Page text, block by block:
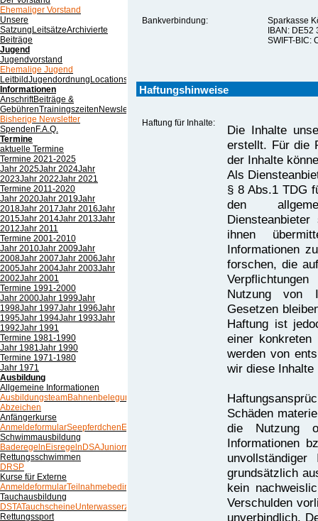
Ehemaliger Vorstand
Unsere
SatzungLeitsätzeArchivierte
Beiträge
Jugend
Jugendvorstand
Ehemalige Jugend
LeitbildJugendordnungLocations
Spenden
Informationen
AnschriftBeiträge &
GebührenTrainingszeitenNewsletter
Bisherige Newsletter
SpendenF.A.Q.
Termine
aktuelle Termine
Termine 2021-2025
Jahr 2025Jahr 2024Jahr
2023Jahr 2022Jahr 2021
Termine 2011-2020
Jahr 2020Jahr 2019Jahr
2018Jahr 2017Jahr 2016Jahr
2015Jahr 2014Jahr 2013Jahr
2012Jahr 2011
Termine 2001-2010
Jahr 2010Jahr 2009Jahr
2008Jahr 2007Jahr 2006Jahr
2005Jahr 2004Jahr 2003Jahr
2002Jahr 2001
Termine 1991-2000
Jahr 2000Jahr 1999Jahr
1998Jahr 1997Jahr 1996Jahr
1995Jahr 1994Jahr 1993Jahr
1992Jahr 1991
Termine 1981-1990
Jahr 1981Jahr 1990
Termine 1971-1980
Jahr 1971
Ausbildung
Allgemeine Informationen
AusbildungsteamBahnenbelegung
Übersicht
Abzeichen
Anfängerkurse
AnmeldeformularSeepferdchenEmpfehlungen
Schwimmausbildung
BaderegelnEisregelnDSAJuniorretter
Rettungsschwimmen
DRSP
Kurse für Externe
AnmeldeformularTeilnahmebedingungen
Tauchausbildung
DSTATauchscheineUnterwasserzeichen
Rettungssport
Bankverbindung:
Sparkasse
IBAN: DE52
SWIFT-BIC:
Haftungshinweise
Haftung für Inhalte:
Die Inhalte
erstellt. Für die
der Inhalte
Als
§ 8 Abs.1 TDG
den
ihnen
Informationen
forschen, die
Nutzung von
Gesetzen
Haftung ist
einer konkreten
werden von
wir diese Inhalte
Schäden
die Nutzung
Informationen
grundsätzlich
kein
Verschulden
unverbindlich.